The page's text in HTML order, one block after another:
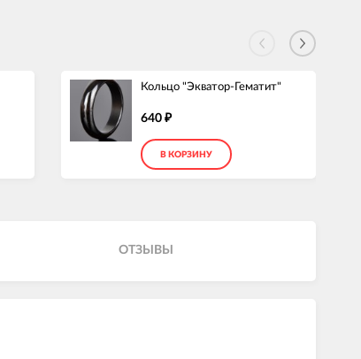
Кольцо "Экватор-Гематит"
640 ₽
В КОРЗИНУ
ОТЗЫВЫ